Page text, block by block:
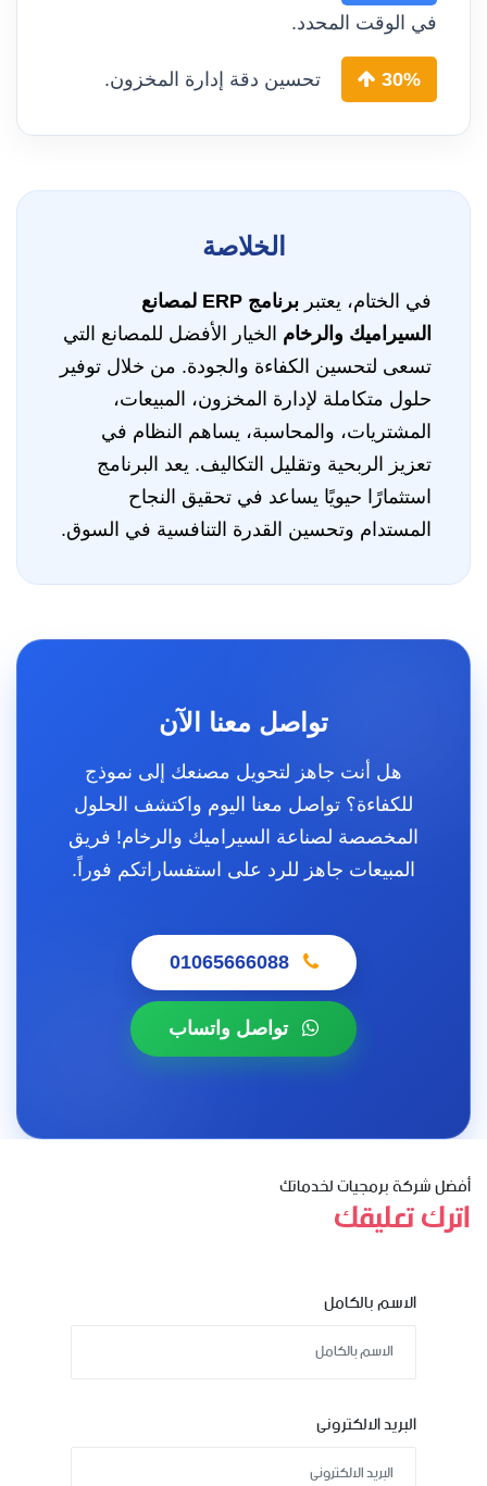
في الوقت المحدد.
30% تحسين دقة إدارة المخزون.
الخلاصة
في الختام، يعتبر
برنامج ERP لمصانع
السيراميك والرخام الخيار الأفضل للمصانع التي
تسعى لتحسين الكفاءة والجودة. من خلال توفير
حلول متكاملة لإدارة المخزون، المبيعات،
المشتريات، والمحاسبة، يساهم النظام في
تعزيز الربحية وتقليل التكاليف. يعد البرنامج
استثمارًا حيويًا يساعد في تحقيق النجاح
المستدام وتحسين القدرة التنافسية في السوق.
تواصل معنا الآن
هل أنت جاهز لتحويل مصنعك إلى نموذج
للكفاءة؟ تواصل معنا اليوم واكتشف الحلول
المخصصة لصناعة السيراميك والرخام! فريق
المبيعات جاهز للرد على استفساراتكم فوراً.
01065666088
تواصل واتساب
أفضل شركة برمجيات لخدماتك
اترك تعليقك
الاسم بالكامل
البريد الالكترونى